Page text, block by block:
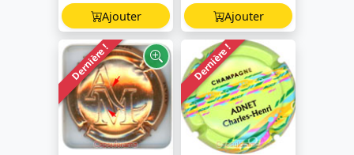
Ajouter
Ajouter
Dernière ! Dernière !